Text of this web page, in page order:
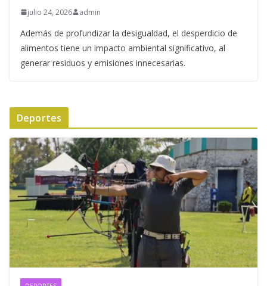
julio 24, 2026 admin
Además de profundizar la desigualdad, el desperdicio de
alimentos tiene un impacto ambiental significativo, al
generar residuos y emisiones innecesarias.
Deportes